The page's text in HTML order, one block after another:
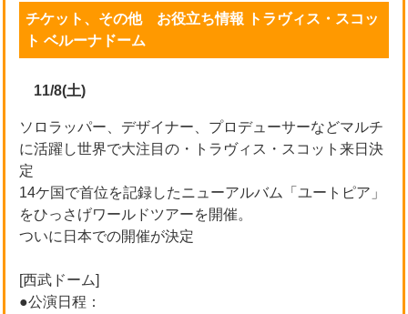
チケット、その他 お役立ち情報 トラヴィス・スコッ
ト ベルーナドーム
11/8(土)
ソロラッパー、デザイナー、プロデューサーなどマルチ
に活躍し世界で大注目の・トラヴィス・スコット来日決
定
14ケ国で首位を記録したニューアルバム「ユートピア」
をひっさげワールドツアーを開催。
ついに日本での開催が決定
[西武ドーム]
●公演日程：